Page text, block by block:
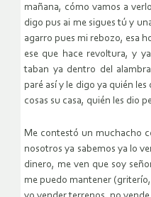
mañana, cómo vamos a
digo pus ai me sigues tú y
agarro pues mi rebozo, esa
ese que hace revoltura, y
taban ya dentro del
paré así y le digo ya quién
cosas su casa, quién les dio
Me contestó un muchacho
nosotros ya sabemos ya lo
dinero, me ven que soy
me puedo mantener